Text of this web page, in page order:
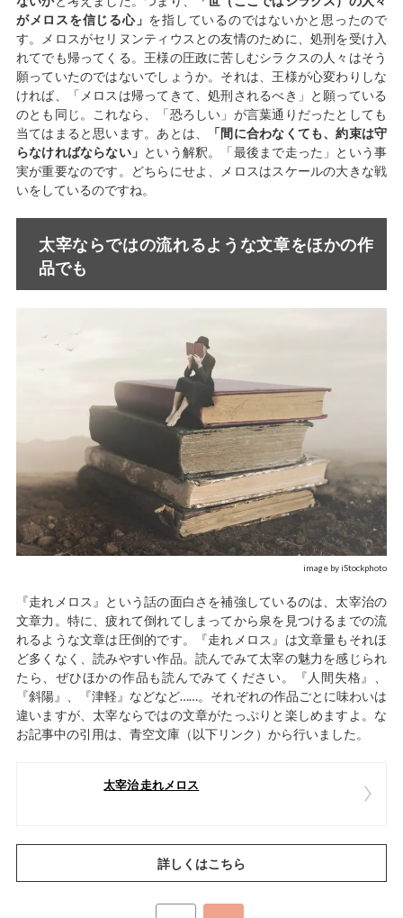
がメロスを信じる心」 を指しているのではないかと思ったので
す。メロスがセリヌンティウスとの友情のために、処刑を受け入
れてでも帰ってくる。王様の圧政に苦しむシラクスの人々はそう
願っていたのではないでしょうか。それは、王様が心変わりしな
ければ、「メロスは帰ってきて、処刑されるべき」と願っている
のとも同じ。これなら、「恐ろしい」が言葉通りだったとしても
当てはまると思います。あとは、
「間に合わなくても、約束は守
らなければならない」 という解釈。「最後まで走った」という事
実が重要なのです。どちらにせよ、メロスはスケールの大きな戦
いをしているのですね。
太宰ならではの流れるような文章をほかの作
品でも
image by iStockphoto
『走れメロス』という話の面白さを補強しているのは、太宰治の
文章力。特に、疲れて倒れてしまってから泉を見つけるまでの流
れるような文章は圧倒的です。『走れメロス』は文章量もそれほ
ど多くなく、読みやすい作品。読んでみて太宰の魅力を感じられ
たら、ぜひほかの作品も読んでみてください。『人間失格』、
『斜陽』、『津軽』などなど……。それぞれの作品ごとに味わいは
違いますが、太宰ならではの文章がたっぷりと楽しめますよ。な
お記事中の引用は、青空文庫（以下リンク）から行いました。
太宰治 走れメロス
詳しくはこちら